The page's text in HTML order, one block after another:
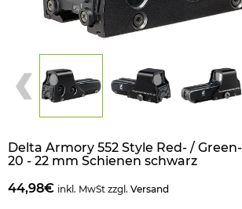
Delta Armory 552 Style Red- /
20 - 22 mm Schienen schwarz
44,98€ inkl. MwSt zzgl. Versand